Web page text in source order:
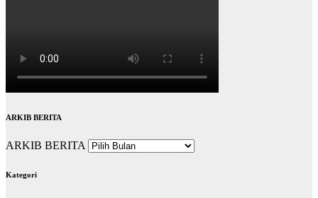
ARKIB BERITA
ARKIB BERITA
Kategori